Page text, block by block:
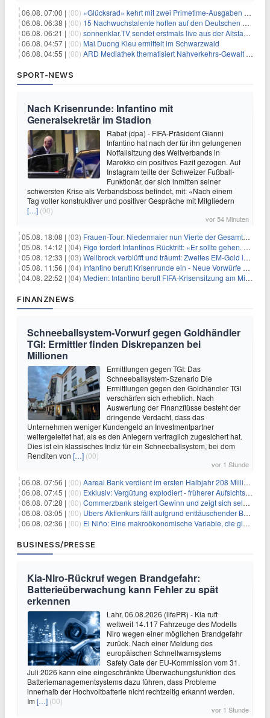
06.08. 07:00 | (00) «Glücksrad» kehrt mit zwei Primetime-Ausgaben zurück
06.08. 06:38 | (00) 15 Nachwuchstalente hoffen auf den Deutschen Radiopreis
06.08. 06:21 | (00) sonnenklar.TV sendet erstmals live aus der Altstadt von Side
06.08. 04:57 | (00) Mai Duong Kieu ermittelt im Schwarzwald
06.08. 04:55 | (00) ARD Mediathek thematisiert Nahverkehrs-Gewalt und Soldatinnen
SPORT-NEWS
Nach Krisenrunde: Infantino mit
Generalsekretär im Stadion
Rabat (dpa) - FIFA-Präsident Gianni
Infantino hat nach der für ihn gelungenen
Notfallsitzung des Weltverbands in
Marokko ein positives Fazit gezogen. Auf
Instagram teilte der Schweizer Fußball-
Funktionär, der sich inmitten seiner
schwersten Krise als Verbandsboss befindet, mit: «Nach einem
Tag voller konstruktiver und positiver Gespräche mit Mitgliedern
[…] (00)
vor 54 Minuten
05.08. 18:08 | (03) Frauen-Tour: Niedermaier nun Vierte der Gesamtwertung
05.08. 14:12 | (04) Figo fordert Infantinos Rücktritt: «Er sollte gehen. Jetzt»
05.08. 12:33 | (03) Wellbrock verblüfft und träumt: Zweites EM-Gold in Paris
05.08. 11:56 | (04) Infantino beruft Krisenrunde ein - Neue Vorwürfe gegen FIFA
04.08. 22:52 | (04) Medien: Infantino beruft FIFA-Krisensitzung am Mittwoch ein
FINANZNEWS
Schneeballsystem-Vorwurf gegen Goldhändler
TGI: Ermittler finden Diskrepanzen bei
Millionen
Ermittlungen gegen TGI: Das
Schneeballsystem-Szenario Die
Ermittlungen gegen den Goldhändler TGI
verschärfen sich erheblich. Nach
Auswertung der Finanzflüsse besteht der
dringende Verdacht, dass das
Unternehmen weniger Kundengeld an Investmentpartner
weitergeleitet hat, als es den Anlegern vertraglich zugesichert hat.
Dies ist ein klassisches Indiz für ein Schneeballsystem, bei dem
Renditen von […] (00)
vor 1 Stunde
06.08. 07:56 | (00) Aareal Bank verdient im ersten Halbjahr 208 Millionen Euro
06.08. 07:45 | (00) Exklusiv: Vergütung explodiert - früherer Aufsichtsratschef gibt aus Protest Ehrentitel ab
06.08. 07:28 | (00) Commerzbank steigert Gewinn und zeigt sich selbstbewusst gegenüber Unicredit
06.08. 03:05 | (00) Ubers Aktienkurs fällt aufgrund enttäuschender Buchungsprognose
06.08. 02:36 | (00) El Niño: Eine makroökonomische Variable, die globale Wirtschaftslandschaften umgestaltet
BUSINESS/PRESSE
Kia-Niro-Rückruf wegen Brandgefahr:
Batterieüberwachung kann Fehler zu spät
erkennen
Lahr, 06.08.2026 (lifePR) - Kia ruft
weltweit 14.117 Fahrzeuge des Modells
Niro wegen einer möglichen Brandgefahr
zurück. Nach einer Meldung des
europäischen Schnellwarnsystems
Safety Gate der EU-Kommission vom 31.
Juli 2026 kann eine eingeschränkte Überwachungsfunktion des
Batteriemanagementsystems dazu führen, dass Probleme
innerhalb der Hochvoltbatterie nicht rechtzeitig erkannt werden.
Im[…] (00)
vor 1 Stunde